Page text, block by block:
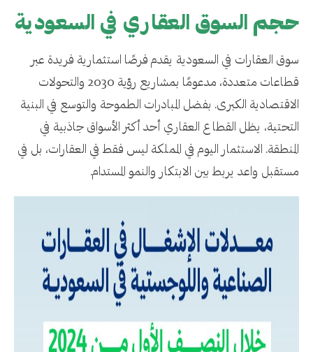
حجم السوق العقاري في السعودية
سوق العقارات في السعودية يقدم فرصًا استثمارية فريدة عبر
قطاعات متعددة، مدعومًا بمشاريع رؤية 2030 والتحولات
الاقتصادية الكبرى. بفضل المبادرات الطموحة والتوسع في البنية
التحتية، يظل القطاع العقاري أحد أكثر الأسواق جاذبية في
المنطقة. الاستثمار اليوم في المملكة ليس فقط في العقارات، بل في
مستقبل واعد يربط بين الابتكار والنمو المستدام.